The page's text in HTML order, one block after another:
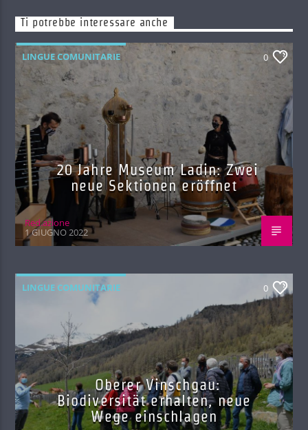
Ti potrebbe interessare anche
LINGUE COMUNITARIE 0
20 Jahre Museum Ladin: Zwei
neue Sektionen eröffnet
Red.azione
1 GIUGNO 2022
LINGUE COMUNITARIE 0
Oberer Vinschgau:
Biodiversität erhalten, neue
Wege einschlagen